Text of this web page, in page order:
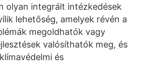
olyan integrált intézkedések
lehetőség, amelyek révén a
megoldhatók vagy
valósíthatók meg, és
és